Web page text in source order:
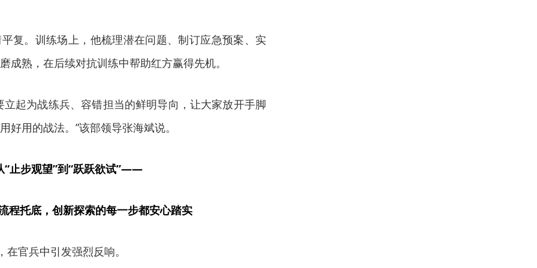
复。训练场上，他梳理潜在问题、制订应急预案、实
成熟，在后续对抗训练中帮助红方赢得先机。
立起为战练兵、容错担当的鲜明导向，让大家放开手脚
好用的战法。”该部领导张海斌说。
“止步观望”到“跃跃欲试”——
程托底，创新探索的每一步都安心踏实
在官兵中引发强烈反响。